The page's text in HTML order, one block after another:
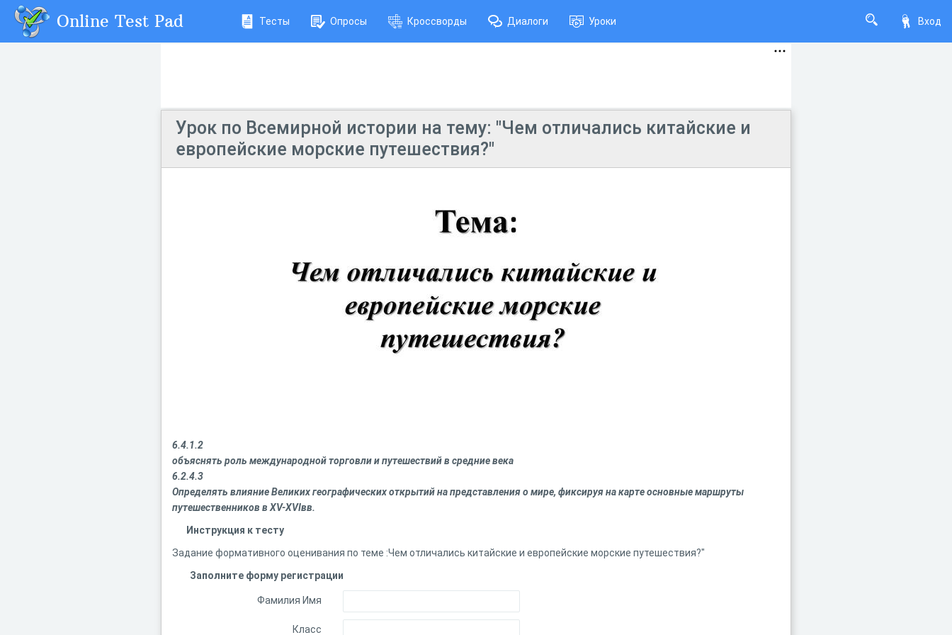
Вход
Online Test Pad Тесты Опросы Кроссворды Диалоги Уроки
Урок по Всемирной истории на тему: "Чем отличались китайские и
европейские морские путешествия?"
6.4.1.2
объяснять роль международной торговли и путешествий в средние века
6.2.4.3
Определять влияние Великих географических открытий на представления о мире, фиксируя на карте основные маршруты
путешественников в ХV-XVIвв.
Инструкция к тесту
Задание формативного оценивания по теме :Чем отличались китайские и европейские морские путешествия?"
Заполните форму регистрации
Фамилия Имя
Класс